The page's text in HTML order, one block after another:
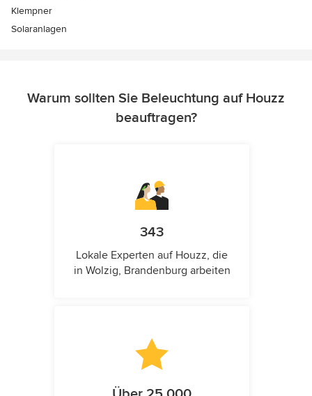
Klempner
Solaranlagen
Warum sollten Sie Beleuchtung auf Houzz
beauftragen?
343
Lokale Experten auf Houzz, die
in Wolzig, Brandenburg arbeiten